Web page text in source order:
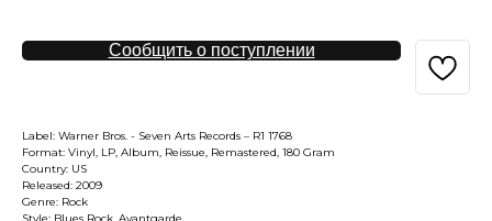
Сообщить о поступлении
Label: Warner Bros. - Seven Arts Records – R1 1768
Format: Vinyl, LP, Album, Reissue, Remastered, 180 Gram
Country: US
Released: 2009
Genre: Rock